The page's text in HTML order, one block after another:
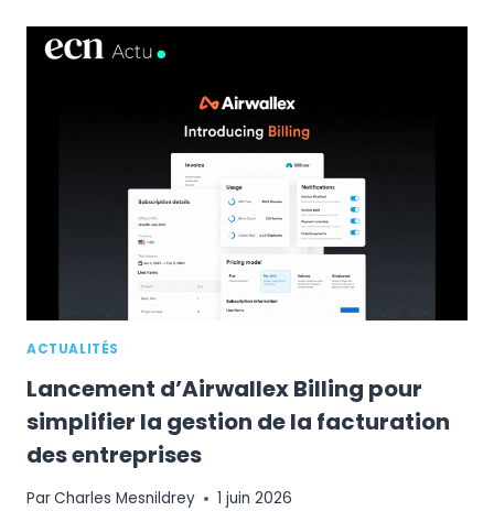
VESTIAIRE
COLLECTIVE
RENFORCER
OFFRE
LUXE
DE
SECONDE
MAIN
ACTUALITÉS
Lancement d’Airwallex Billing pour
simplifier la gestion de la facturation
des entreprises
ParCharles Mesnildrey 1 juin 2026